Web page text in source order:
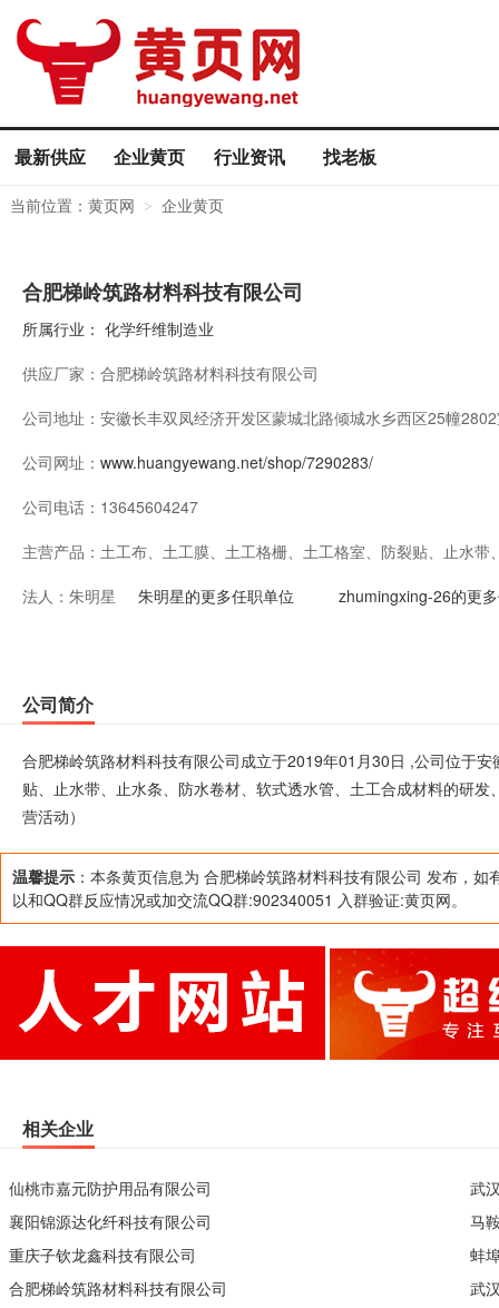
最新供应 企业黄页 行业资讯 找老板
当前位置： 黄页网 > 企业黄页
合肥梯岭筑路材料科技有限公司
所属行业： 化学纤维制造业
供应厂家： 合肥梯岭筑路材料科技有限公司
公司地址： 安徽长丰双凤经济开发区蒙城北路倾城水乡西区25幢
公司网址： www.huangyewang.net/shop/7290283/
公司电话： 13645604247
主营产品： 土工布、土工膜、土工格栅、土工格室、防裂贴、止水
土工合成材料的研发、加工、销售。（依法须经批准的
法人： 朱明星 朱明星的更多任职单位 zhumingxing-26的更
公司简介
合肥梯岭筑路材料科技有限公司成立于2019年01月30日 ,公司位于
贴、止水带、止水条、防水卷材、软式透水管、土工合成材料的研
营活动）
温馨提示 ：本条黄页信息为 合肥梯岭筑路材料科技有限公司 发布，如
以和QQ群反应情况或加交流QQ群:902340051 入群验证:黄页网。
相关企业
仙桃市嘉元防护用品有限公司
襄阳锦源达化纤科技有限公司
重庆子钦龙鑫科技有限公司
合肥梯岭筑路材料科技有限公司
武
马
蚌
武